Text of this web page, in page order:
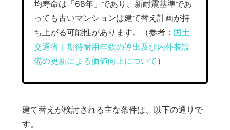
均寿命は「68年」であり、新耐震基準であ
っても古いマンションは建て替え計画が持
ち上がる可能性があります。（参考： 国土
交通省｜期待耐用年数の導出及び内外装設
備の更新による価値向上について）
建て替えが検討される主な条件は、以下の通りで
す。